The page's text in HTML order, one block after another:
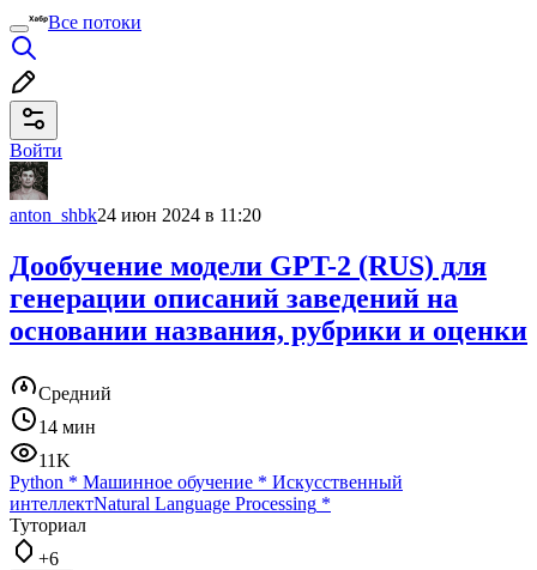
Все потоки
Войти
anton_shbk24 июн 2024 в 11:20
Дообучение модели GPT-2 (RUS) для
генерации описаний заведений на
основании названия, рубрики и оценки
Средний
14 мин
11K
Python * Машинное обучение * Искусственный
интеллектNatural Language Processing *
Туториал
+6